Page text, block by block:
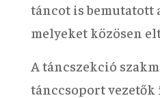
táncot is bemutatott
melyeket közösen
A táncszekció
tánccsoport vezetők